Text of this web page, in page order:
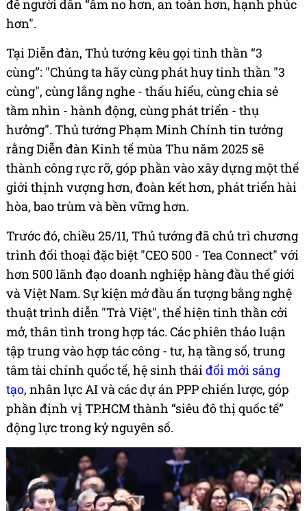
để người dân “ấm no hơn, an toàn hơn, hạnh phúc
hơn".
Tại Diễn đàn, Thủ tướng kêu gọi tinh thần “3
cùng”: "Chúng ta hãy cùng phát huy tinh thần "3
cùng", cùng lắng nghe - thấu hiểu, cùng chia sẻ
tầm nhìn - hành động, cùng phát triển - thụ
hưởng". Thủ tướng Phạm Minh Chính tin tưởng
rằng Diễn đàn Kinh tế mùa Thu năm 2025 sẽ
thành công rực rỡ, góp phần vào xây dựng một thế
giới thịnh vượng hơn, đoàn kết hơn, phát triển hài
hòa, bao trùm và bền vững hơn.
Trước đó, chiều 25/11, Thủ tướng đã chủ trì chương
trình đối thoại đặc biệt "CEO 500 - Tea Connect" với
hơn 500 lãnh đạo doanh nghiệp hàng đầu thế giới
và Việt Nam. Sự kiện mở đầu ấn tượng bằng nghệ
thuật trình diễn "Trà Việt", thể hiện tinh thần cởi
mở, thân tình trong hợp tác. Các phiên thảo luận
tập trung vào hợp tác công - tư, hạ tầng số, trung
tâm tài chính quốc tế, hệ sinh tháiđổi mới sáng
tạo, nhân lực AI và các dự án PPP chiến lược, góp
phần định vị TP.HCM thành “siêu đô thị quốc tế”
động lực trong kỷ nguyên số.